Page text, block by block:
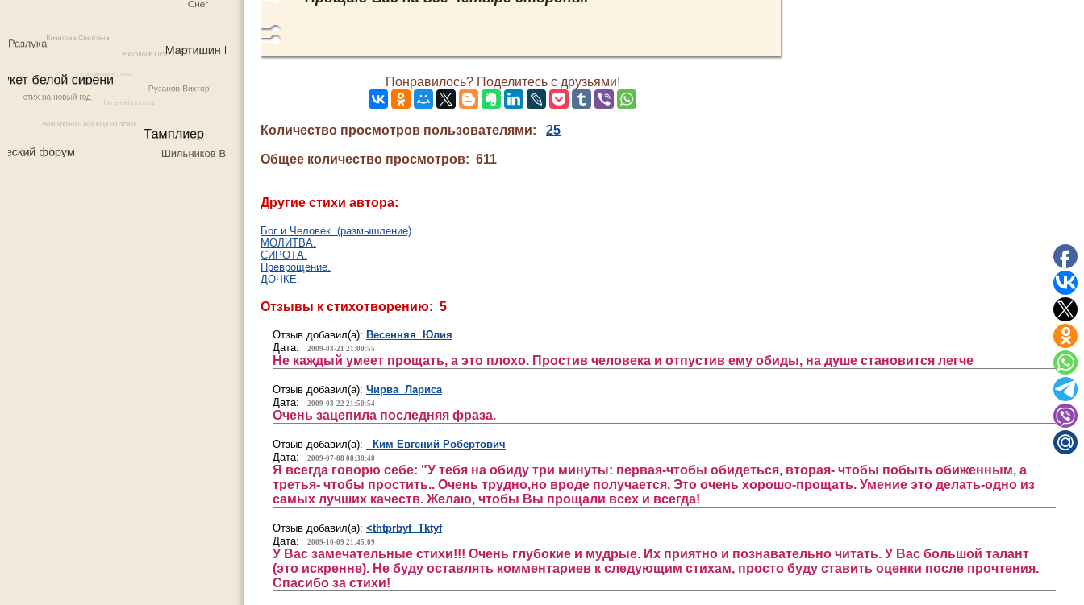
Понравилось? Поделитесь с друзьями!
Количество просмотров пользователями: 25
Общее количество просмотров: 611
Другие стихи автора:
Бог и Человек. (размышление)
МОЛИТВА.
СИРОТА.
Преврощение.
ДОЧКЕ.
Отзывы к стихотворению: 5
Отзыв добавил(а): Весенняя Юлия
Дата:
2009-03-21 21:00:55
Не каждый умеет прощать, а это плохо. Простив человека и отпустив ему обиды, на душе становится легче
Отзыв добавил(а): Чирва Лариса
Дата:
2009-03-22 21:50:54
Очень зацепила последняя фраза.
Отзыв добавил(а):
Ким Евгений Робертович
Дата:
2009-07-08 08:38:40
Я всегда говорю себе: "У тебя на обиду три минуты: первая-чтобы обидеться, вторая- чтобы побыть обиженным, а
третья- чтобы простить.. Очень трудно,но вроде получается. Это очень хорошо-прощать. Умение это делать-одно из
самых лучших качеств. Желаю, чтобы Вы прощали всех и всегда!
Отзыв добавил(а): <thtprbyf Tktyf
Дата:
2009-10-09 21:45:09
У Вас замечательные стихи!!! Очень глубокие и мудрые. Их приятно и познавательно читать. У Вас большой талант
(это искренне). Не буду оставлять комментариев к следующим стихам, просто буду ставить оценки после прочтения.
Спасибо за стихи!